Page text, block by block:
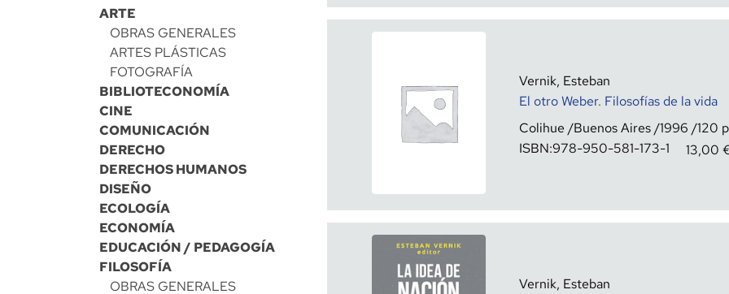
ARTE
OBRAS GENERALES
ARTES PLÁSTICAS
FOTOGRAFÍA
BIBLIOTECONOMÍA
CINE
COMUNICACIÓN
DERECHO
DERECHOS HUMANOS
DISEÑO
ECOLOGÍA
ECONOMÍA
EDUCACIÓN / PEDAGOGÍA
FILOSOFÍA
OBRAS GENERALES
Vernik, Esteban
El otro Weber. Filosofías de la vida
Colihue
Buenos Aires 1996 120
ISBN:978-950-581-173-1 13,00
Vernik, Esteban